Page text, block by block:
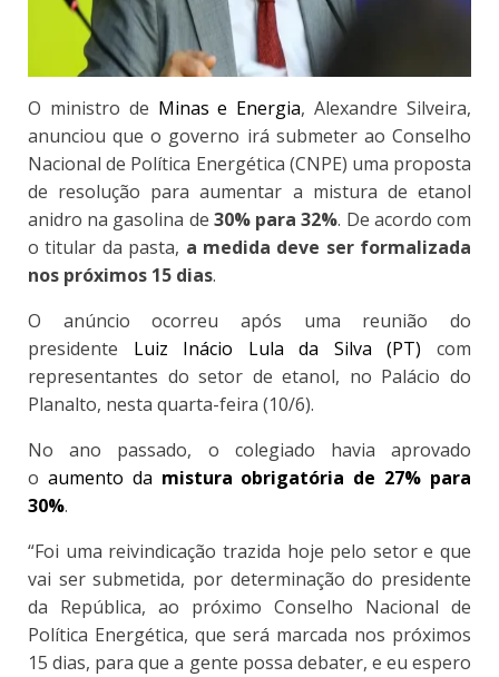
O ministro de Minas e Energia, Alexandre Silveira,
anunciou que o governo irá submeter ao Conselho
Nacional de Política Energética (CNPE) uma proposta
de resolução para aumentar a mistura de etanol
anidro na gasolina de 30% para 32%. De acordo com
o titular da pasta, a medida deve ser formalizada
nos próximos 15 dias.
O anúncio ocorreu após uma reunião do
presidente Luiz Inácio Lula da Silva (PT) com
representantes do setor de etanol, no Palácio do
Planalto, nesta quarta-feira (10/6).
No ano passado, o colegiado havia aprovado
o aumento da mistura obrigatória de 27% para
30%.
“Foi uma reivindicação trazida hoje pelo setor e que
vai ser submetida, por determinação do presidente
da República, ao próximo Conselho Nacional de
Política Energética, que será marcada nos próximos
15 dias, para que a gente possa debater, e eu espero